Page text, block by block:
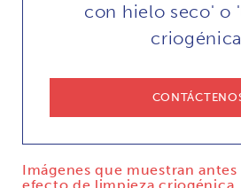
con hielo seco' o
Imágenes que muestran